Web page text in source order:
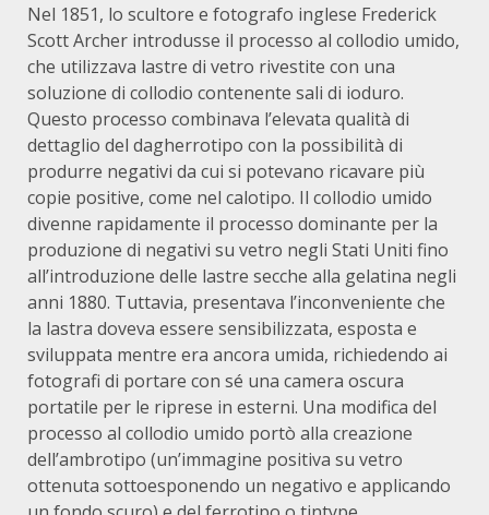
Nel 1851, lo scultore e fotografo inglese Frederick
Scott Archer introdusse il processo al collodio umido,
che utilizzava lastre di vetro rivestite con una
soluzione di collodio contenente sali di ioduro.
Questo processo combinava l’elevata qualità di
dettaglio del dagherrotipo con la possibilità di
produrre negativi da cui si potevano ricavare più
copie positive, come nel calotipo. Il collodio umido
divenne rapidamente il processo dominante per la
produzione di negativi su vetro negli Stati Uniti fino
all’introduzione delle lastre secche alla gelatina negli
anni 1880. Tuttavia, presentava l’inconveniente che
la lastra doveva essere sensibilizzata, esposta e
sviluppata mentre era ancora umida, richiedendo ai
fotografi di portare con sé una camera oscura
portatile per le riprese in esterni. Una modifica del
processo al collodio umido portò alla creazione
dell’ambrotipo (un’immagine positiva su vetro
ottenuta sottoesponendo un negativo e applicando